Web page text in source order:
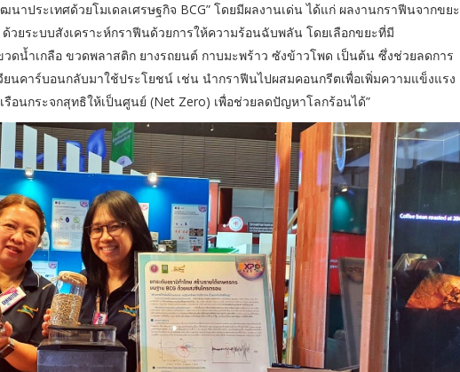
าประเทศด้วยโมเดลเศรษฐกิจ BCG” โดยมีผลงานเด่น ได้แก่ ผลงานกราฟีนจากขยะ
วยระบบสังเคราะห์กราฟีนด้วยการให้ความร้อนฉับพลัน โดยเลือกขยะที่มี
ดน้ำเกลือ ขวดพลาสติก ยางรถยนต์ กาบมะพร้าว ซังข้าวโพด เป็นต้น ซึ่งช่วยลดการ
นคาร์บอนกลับมาใช้ประโยชน์ เช่น นำกราฟีนไปผสมคอนกรีตเพื่อเพิ่มความแข็งแรง
อนกระจกสุทธิให้เป็นศูนย์ (Net Zero) เพื่อช่วยลดปัญหาโลกร้อนได้”